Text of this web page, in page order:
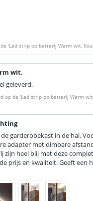
'Led strip op batterij Warm wit,
wit.
geleverd.
op de 'Led strip op batterij Warm
garderobekast in de hal.
adapter met dimbare
zijn heel blij met deze
prijs en kwaliteit. Geeft een